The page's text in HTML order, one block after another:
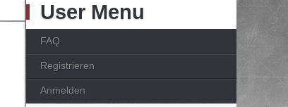
User Menu
FAQ
Registrieren
Anmelden